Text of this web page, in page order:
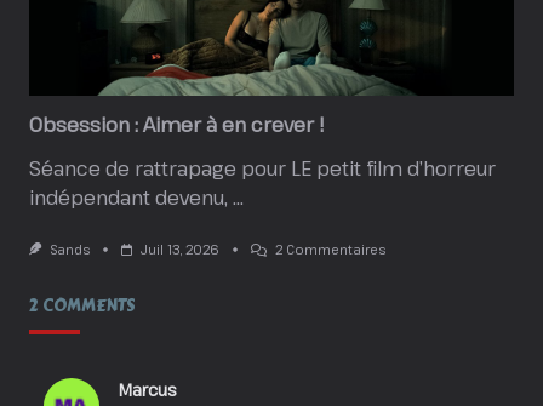
Obsession : Aimer à en crever !
Séance de rattrapage pour LE petit film d’horreur
indépendant devenu, ...
Sands Juil 13, 2026 2 CommentairesSur
2 COMMENTS
Marcus